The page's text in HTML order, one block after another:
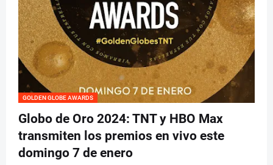
GOLDEN GLOBE AWARDS
Globo de Oro 2024: TNT y HBO Max
transmiten los premios en vivo este
domingo 7 de enero